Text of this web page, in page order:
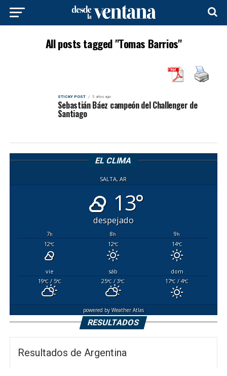
All posts tagged "Tomas Barrios"
STICKY POST 5 años ago
Sebastián Báez campeón del Challenger de
Santiago
EL CLIMA
SALTA, AR
13°
despejado
7h 8h 9h
12°C 12°C 14°C
vie sáb
dom
19°C/ 5°C 25°C / 3°C 17°C / 4°C
powered byWeather Atlas
RESULTADOS
Resultados de Argentina